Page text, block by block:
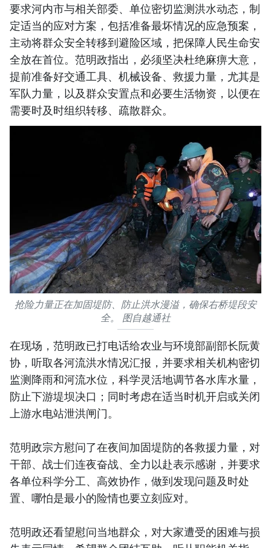
要求河内市与相关部委、单位密切监测洪水动态，制
定适当的应对方案，包括准备最坏情况的应急预案，
主动将群众安全转移到避险区域，把保障人民生命安
全放在首位。范明政指出，必须坚决杜绝麻痹大意，
提前准备好交通工具、机械设备、救援力量，尤其是
军队力量，以及群众安置点和必要生活物资，以便在
需要时及时组织转移、疏散群众。
抢险力量正在加固堤防、防止洪水漫溢，确保右桥堤段安
全。 图自越通社
在现场，范明政已打电话给农业与环境部副部长阮黄
协，听取各河流洪水情况汇报，并要求相关机构密切
监测降雨和河流水位，科学灵活地调节各水库水量，
防止下游堤坝决口；同时考虑在适当时机开启或关闭
上游水电站泄洪闸门。
范明政宗方慰问了在夜间加固堤防的各救援力量，对
干部、战士们连夜奋战、全力以赴表示感谢，并要求
各单位科学分工、高效协作，做到发现问题及时处
置、哪怕是最小的险情也要立刻应对。
范明政还看望慰问当地群众，对大家遭受的困难与损